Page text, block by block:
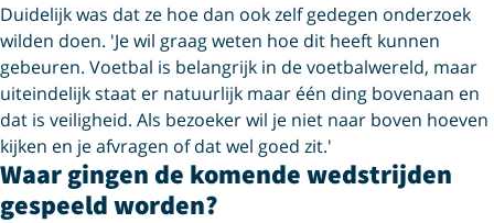
Duidelijk was dat ze hoe dan ook zelf gedegen onderzoek
wilden doen. 'Je wil graag weten hoe dit heeft kunnen
gebeuren. Voetbal is belangrijk in de voetbalwereld, maar
uiteindelijk staat er natuurlijk maar één ding bovenaan en
dat is veiligheid. Als bezoeker wil je niet naar boven hoeven
kijken en je afvragen of dat wel goed zit.'
Waar gingen de komende wedstrijden
gespeeld worden?